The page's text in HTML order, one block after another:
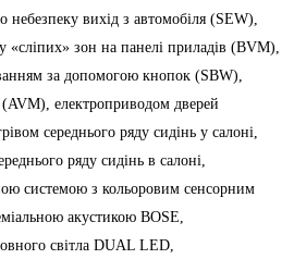
вихід з автомобіля (SEW),
«сліпих» зон на панелі приладів (BVM),
за допомогою кнопок (SBW),
електроприводом дверей
середнього ряду сидінь у салоні,
ряду сидінь в салоні,
системою з кольоровим сенсорним
акустикою BOSE,
світла DUAL LED,